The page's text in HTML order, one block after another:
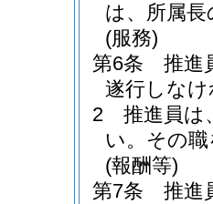
は、所属
(服務)
第6条
推進
遂行しな
2
推進員は
い。 その
(報酬等)
第7条
推進